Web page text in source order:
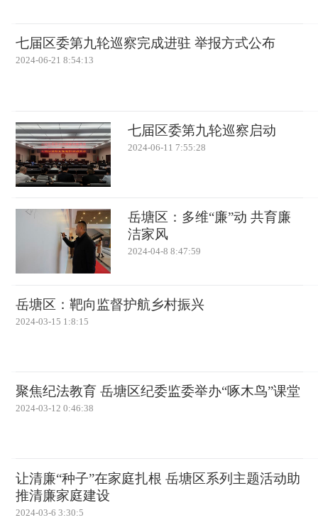
七届区委第九轮巡察完成进驻 举报方式公布
2024-06-21 8:54:13
七届区委第九轮巡察启动
2024-06-11 7:55:28
岳塘区：多维“廉”动 共育廉
洁家风
2024-04-8 8:47:59
岳塘区：靶向监督护航乡村振兴
2024-03-15 1:8:15
聚焦纪法教育 岳塘区纪委监委举办“啄木鸟”课堂
2024-03-12 0:46:38
让清廉“种子”在家庭扎根 岳塘区系列主题活动助
推清廉家庭建设
2024-03-6 3:30:5